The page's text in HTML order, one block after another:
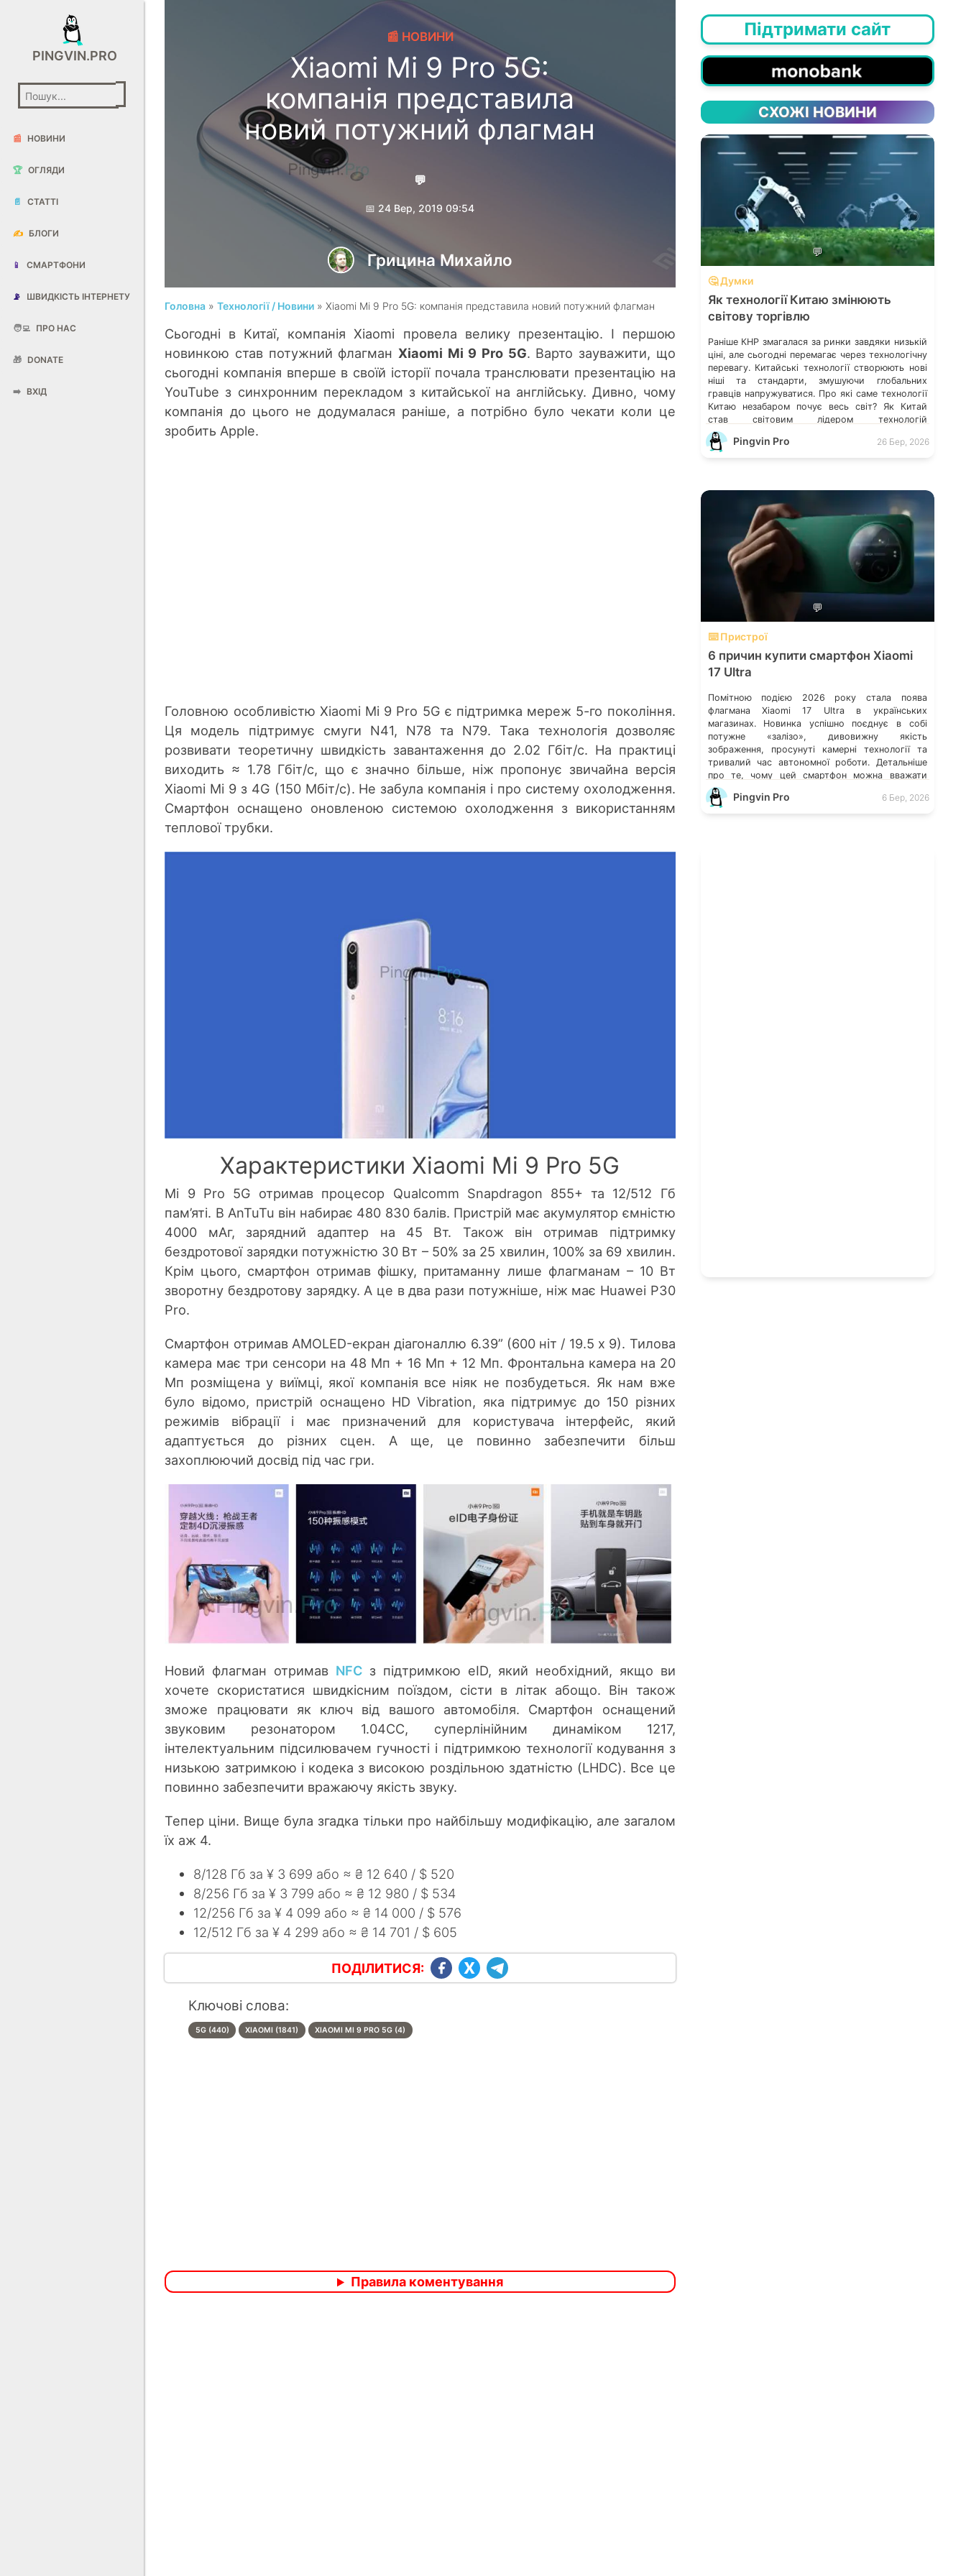
PINGVIN.PRO
📰 НОВИНИ
🏆 ОГЛЯДИ
📄 СТАТТІ
✍️ БЛОГИ
📱 СМАРТФОНИ
📡 ШВИДКІСТЬ ІНТЕРНЕТУ
🧑‍💻 ПРО НАС
🎁 DONATE
➡️ ВХІД
📰 НОВИНИ
Xiaomi Mi 9 Pro 5G:
компанія представила
новий потужний флагман
💬
📅 24 Вер, 2019 09:54
Грицина Михайло
Головна »Технології / Новини » Xiaomi Mi 9 Pro 5G: компанія представила новий потужний флагман
Сьогодні в Китаї, компанія Xiaomi провела велику презентацію. І першою
новинкою став потужний флагман Xiaomi Mi 9 Pro 5G. Варто зауважити, що
сьогодні компанія вперше в своїй історії почала транслювати презентацію на
YouTube з синхронним перекладом з китайської на англійську. Дивно, чому
компанія до цього не додумалася раніше, а потрібно було чекати коли це
зробить Apple.
Головною особливістю Xiaomi Mi 9 Pro 5G є підтримка мереж 5-го покоління.
Ця модель підтримує смуги N41, N78 та N79. Така технологія дозволяє
розвивати теоретичну швидкість завантаження до 2.02 Гбіт/с. На практиці
виходить ≈ 1.78 Гбіт/с, що є значно більше, ніж пропонує звичайна версія
Xiaomi Mi 9 з 4G (150 Мбіт/с). Не забула компанія і про систему охолодження.
Смартфон оснащено оновленою системою охолодження з використанням
теплової трубки.
Характеристики Xiaomi Mi 9 Pro 5G
Mi 9 Pro 5G отримав процесор Qualcomm Snapdragon 855+ та 12/512 Гб
пам’яті. В AnTuTu він набирає 480 830 балів. Пристрій має акумулятор ємністю
4000 мАг, зарядний адаптер на 45 Вт. Також він отримав підтримку
бездротової зарядки потужністю 30 Вт – 50% за 25 хвилин, 100% за 69 хвилин.
Крім цього, смартфон отримав фішку, притаманну лише флагманам – 10 Вт
зворотну бездротову зарядку. А це в два рази потужніше, ніж має Huawei P30
Pro.
Смартфон отримав AMOLED-екран діагоналлю 6.39” (600 ніт / 19.5 х 9). Тилова
камера має три сенсори на 48 Мп + 16 Мп + 12 Мп. Фронтальна камера на 20
Мп розміщена у виїмці, якої компанія все ніяк не позбудеться. Як нам вже
було відомо, пристрій оснащено HD Vibration, яка підтримує до 150 різних
режимів вібрації і має призначений для користувача інтерфейс, який
адаптується до різних сцен. А ще, це повинно забезпечити більш
захоплюючий досвід під час гри.
Новий флагман отримав NFC з підтримкою eID, який необхідний, якщо ви
хочете скористатися швидкісним поїздом, сісти в літак абощо. Він також
зможе працювати як ключ від вашого автомобіля. Смартфон оснащений
звуковим резонатором 1.04CC, суперлінійним динаміком 1217,
інтелектуальним підсилювачем гучності і підтримкою технології кодування з
низькою затримкою і кодека з високою роздільною здатністю (LHDC). Все це
повинно забезпечити вражаючу якість звуку.
Тепер ціни. Вище була згадка тільки про найбільшу модифікацію, але загалом
їх аж 4.
8/128 Гб за ¥ 3 699 або ≈ ₴ 12 640 / $ 520
8/256 Гб за ¥ 3 799 або ≈ ₴ 12 980 / $ 534
12/256 Гб за ¥ 4 099 або ≈ ₴ 14 000 / $ 576
12/512 Гб за ¥ 4 299 або ≈ ₴ 14 701 / $ 605
ПОДІЛИТИСЯ:
Ключові слова:
5G (440) XIAOMI (1841) XIAOMI MI 9 PRO 5G (4)
Правила коментування
Підтримати сайт
СХОЖІ НОВИНИ
💬
🤔 Думки
Як технології Китаю змінюють
світову торгівлю
Раніше КНР змагалася за ринки завдяки низькій
ціні, але сьогодні перемагає через технологічну
перевагу. Китайські технології створюють нові
ніші та стандарти, змушуючи глобальних
гравців напружуватися. Про які саме технології
Китаю незабаром почує весь світ? Як Китай
став світовим лідером технологій
Технологічність країни — це не випадковість, а
результат колосальних державних інвестицій,
Pingvin Pro 26 Бер, 2026
💬
⌨️ Пристрої
6 причин купити смартфон Xiaomi
17 Ultra
Помітною подією 2026 року стала поява
флагмана Xiaomi 17 Ultra в українських
магазинах. Новинка успішно поєднує в собі
потужне «залізо», дивовижну якість
зображення, просунуті камерні технології та
тривалий час автономної роботи. Детальніше
про те, чому цей смартфон можна вважати
одним з найкращих пропозицій на ринку у
своєму класі, розповідаємо в статті нижче.
Pingvin Pro 6 Бер, 2026